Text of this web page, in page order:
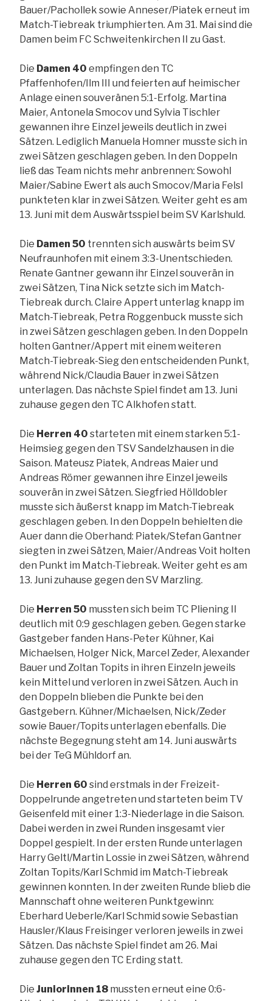
Bauer/Pachollek sowie Anneser/Piatek erneut im
Match-Tiebreak triumphierten. Am 31. Mai sind die
Damen beim FC Schweitenkirchen II zu Gast.
Die Damen 40 empfingen den TC
Pfaffenhofen/Ilm III und feierten auf heimischer
Anlage einen souveränen 5:1-Erfolg. Martina
Maier, Antonela Smocov und Sylvia Tischler
gewannen ihre Einzel jeweils deutlich in zwei
Sätzen. Lediglich Manuela Homner musste sich in
zwei Sätzen geschlagen geben. In den Doppeln
ließ das Team nichts mehr anbrennen: Sowohl
Maier/Sabine Ewert als auch Smocov/Maria Felsl
punkteten klar in zwei Sätzen. Weiter geht es am
13. Juni mit dem Auswärtsspiel beim SV Karlshuld.
Die Damen 50 trennten sich auswärts beim SV
Neufraunhofen mit einem 3:3-Unentschieden.
Renate Gantner gewann ihr Einzel souverän in
zwei Sätzen, Tina Nick setzte sich im Match-
Tiebreak durch. Claire Appert unterlag knapp im
Match-Tiebreak, Petra Roggenbuck musste sich
in zwei Sätzen geschlagen geben. In den Doppeln
holten Gantner/Appert mit einem weiteren
Match-Tiebreak-Sieg den entscheidenden Punkt,
während Nick/Claudia Bauer in zwei Sätzen
unterlagen. Das nächste Spiel findet am 13. Juni
zuhause gegen den TC Alkhofen statt.
Die Herren 40 starteten mit einem starken 5:1-
Heimsieg gegen den TSV Sandelzhausen in die
Saison. Mateusz Piatek, Andreas Maier und
Andreas Römer gewannen ihre Einzel jeweils
souverän in zwei Sätzen. Siegfried Hölldobler
musste sich äußerst knapp im Match-Tiebreak
geschlagen geben. In den Doppeln behielten die
Auer dann die Oberhand: Piatek/Stefan Gantner
siegten in zwei Sätzen, Maier/Andreas Voit holten
den Punkt im Match-Tiebreak. Weiter geht es am
13. Juni zuhause gegen den SV Marzling.
Die Herren 50 mussten sich beim TC Pliening II
deutlich mit 0:9 geschlagen geben. Gegen starke
Gastgeber fanden Hans-Peter Kühner, Kai
Michaelsen, Holger Nick, Marcel Zeder, Alexander
Bauer und Zoltan Topits in ihren Einzeln jeweils
kein Mittel und verloren in zwei Sätzen. Auch in
den Doppeln blieben die Punkte bei den
Gastgebern. Kühner/Michaelsen, Nick/Zeder
sowie Bauer/Topits unterlagen ebenfalls. Die
nächste Begegnung steht am 14. Juni auswärts
bei der TeG Mühldorf an.
Die Herren 60 sind erstmals in der Freizeit-
Doppelrunde angetreten und starteten beim TV
Geisenfeld mit einer 1:3-Niederlage in die Saison.
Dabei werden in zwei Runden insgesamt vier
Doppel gespielt. In der ersten Runde unterlagen
Harry Geltl/Martin Lossie in zwei Sätzen, während
Zoltan Topits/Karl Schmid im Match-Tiebreak
gewinnen konnten. In der zweiten Runde blieb die
Mannschaft ohne weiteren Punktgewinn:
Eberhard Ueberle/Karl Schmid sowie Sebastian
Hausler/Klaus Freisinger verloren jeweils in zwei
Sätzen. Das nächste Spiel findet am 26. Mai
zuhause gegen den TC Erding statt.
Die Juniorinnen 18 mussten erneut eine 0:6-